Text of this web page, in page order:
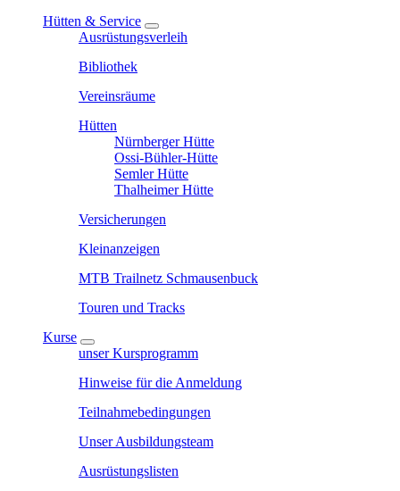
Hütten & Service
Ausrüstungsverleih
Bibliothek
Vereinsräume
Hütten
Nürnberger Hütte
Ossi-Bühler-Hütte
Semler Hütte
Thalheimer Hütte
Versicherungen
Kleinanzeigen
MTB Trailnetz Schmausenbuck
Touren und Tracks
Kurse
unser Kursprogramm
Hinweise für die Anmeldung
Teilnahmebedingungen
Unser Ausbildungsteam
Ausrüstungslisten